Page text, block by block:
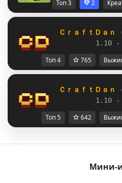
Топ 3 2
ＣｒａｆｔＤａｎ
Топ 4 765
ＣｒａｆｔＤａｎ
Топ 5 642
Мини-